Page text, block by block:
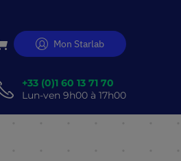
Mon Starlab
+33 (0)1 60 13 71 70
Lun-ven 9h00 à 17h00